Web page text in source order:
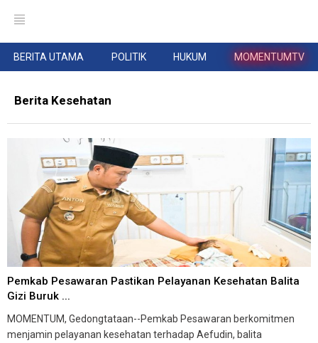
BERITA UTAMA POLITIK HUKUM MOMENTUMTV
Berita Kesehatan
Pemkab Pesawaran Pastikan Pelayanan Kesehatan Balita
Gizi Buruk ...
MOMENTUM, Gedongtataan--Pemkab Pesawaran berkomitmen
menjamin pelayanan kesehatan terhadap Aefudin, balita